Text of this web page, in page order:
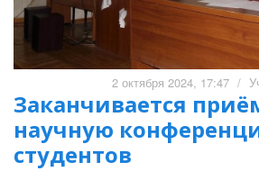
2 октября 2024, 17:47 /
Заканчивается
научную
студентов